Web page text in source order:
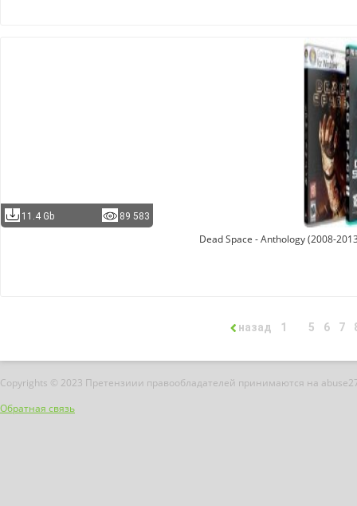
11.4 Gb 89 583
Dead Space - Anthology (2008-
назад 1 5 6 7
Copyrights © 2023 Претензиии правообладателей принимаются на
Обратная связь